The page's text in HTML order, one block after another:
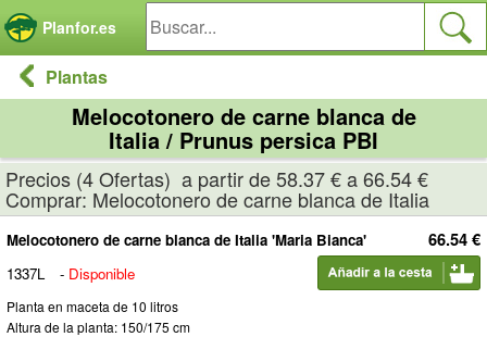
Planfor.es
Plantas
Melocotonero de carne blanca de
Italia / Prunus persica PBI
Precios (4 Ofertas) a partir de 58.37 € a 66.54 €
Comprar: Melocotonero de carne blanca de Italia
66.54 €
Melocotonero de carne blanca de Italia 'Maria Bianca'
1337L
- Disponible
Planta en maceta de 10 litros
Altura de la planta: 150/175 cm
Panel de gestión de cookies